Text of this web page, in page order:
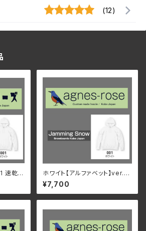
(12)
速乾・
ネス
オ
ホワイト【アルファベット】ver.1
速乾・裏起毛 サイズが豊富 アグ
ネスローズ & Jamming Snow
オリジナルパーカー
¥7,700